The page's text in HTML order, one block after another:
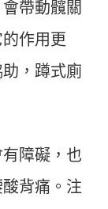
帶動髖關
作用更
，蹲式廁
障礙，也
背痛。注